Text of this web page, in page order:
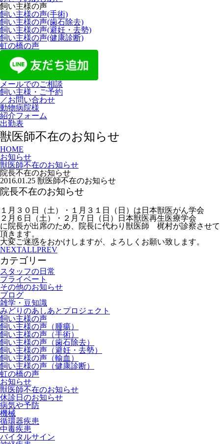
飼い主様の声
飼い主様の声(手術)
飼い主様の声(歯石除去)
飼い主様の声(避妊・去勢)
飼い主様の声(健康診断)
虹の橋の声
メールでのご相談
飼い主様・ご予約
／お問い合わせ
動物病院様
紹介フォーム
出勤表
獣医師不在のお知らせ
HOME
お知らせ
獣医師不在のお知らせ
院長不在のお知らせ
2016.01.25 獣医師不在のお知らせ
院長不在のお知らせ
１月３０日（土） ・ １月３１日（日） は日本獣医がん学会
２月６日（土）
・ ２月７日（日）
日本獣医再生医療学会
に院長が出席のため、院長に代わり 獣医師 梶村が診察させて
頂きます。
大変ご迷惑をおかけしますが、よろしくお願い致します。
NEXTALLPREV
カテゴリー
スタッフの日常
プライベート
その他のお知らせ
ブログ
雑学・豆知識
みどりのあしあとプロジェクト
飼い主様の声
飼い主様の声（腫瘍）
飼い主様の声（手術）
飼い主様の声（歯石除去）
飼い主様の声（避妊・去勢）
飼い主様の声（輸血）
飼い主様の声（健康診断）
虹の橋の声
お知らせ
獣医師不在のお知らせ
休診日のお知らせ
病気や予防
機械
循環器疾患
中毒疾患
バイタルサイン